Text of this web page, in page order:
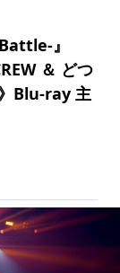
』
＆ どつ
Blu-ray 主